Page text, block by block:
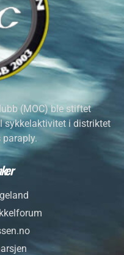
(MOC) ble stiftet
sykkelaktivitet i distriktet
paraply.